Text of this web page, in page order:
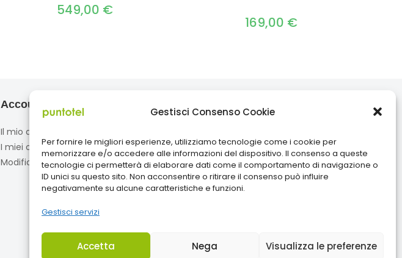
Gestisci Consenso Cookie
Per fornire le migliori esperienze, utilizziamo tecnologie come i cookie per
memorizzare e/o accedere alle informazioni del dispositivo. Il consenso a queste
tecnologie ci permetterà di elaborare dati come il comportamento di navigazione o
ID unici su questo sito. Non acconsentire o ritirare il consenso può influire
negativamente su alcune caratteristiche e funzioni.
Gestisci servizi
Accetta Nega Visualizza le preferenze
549,00 €
169,00 €
Account
Il mio account
I miei ordini
Modifica account
Paga con